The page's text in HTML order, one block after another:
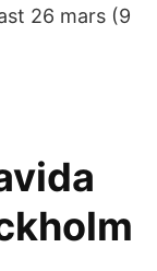
26 mars (9